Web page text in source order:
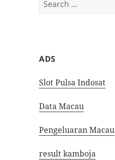
for:
ADS
Slot Pulsa Indosat
Data Macau
Pengeluaran Macau
result kamboja